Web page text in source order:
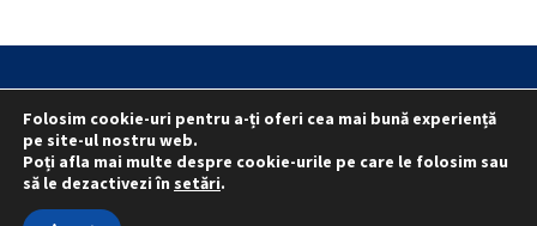
Statut
Reprezentativitate M.A.I.
Reprezentativitate I.G.P.R. și I.P.J.-uri
Politica folosirii cookie-urilor
Politica de confidențialitate
Folosim cookie-uri pentru a-ți oferi cea mai bună experiență
pe site-ul nostru web.
Poți afla mai multe despre cookie-urile pe care le folosim sau
să le dezactivezi în setări.